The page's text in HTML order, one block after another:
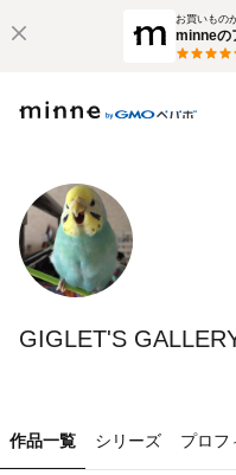
お買いもの
minneの
GIGLET'S
作品一覧 シリーズ プロフ